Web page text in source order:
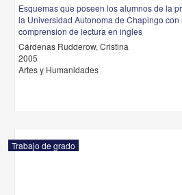
Esquemas que poseen los alumnos de la
la Universidad Autonoma de Chapingo
comprension de lectura en ingles
Cárdenas Rudderow, Cristina
2005
Artes y Humanidades
Trabajo de grado